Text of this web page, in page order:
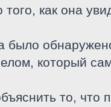
как она
было
который
то, что